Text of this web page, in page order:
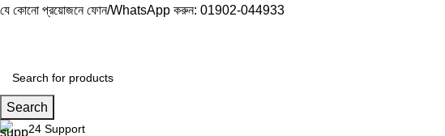
যে কোনো প্রয়োজনে ফোন/WhatsApp করুন: 01902-044933
Search
24 Support